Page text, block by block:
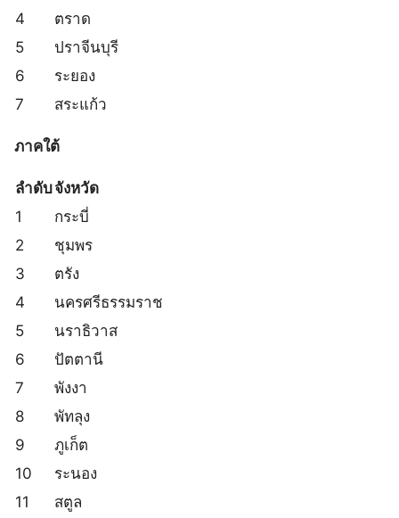
4
ตราด
5
ปราจีนบุรี
6
ระยอง
7
สระแก้ว
ภาคใต้
ลำดับจังหวัด
1
กระบี่
2
ชุมพร
3
ตรัง
4
นครศรีธรรมราช
5
นราธิวาส
6
ปัตตานี
7
พังงา
8
พัทลุง
9
ภูเก็ต
10
ระนอง
11
สตูล